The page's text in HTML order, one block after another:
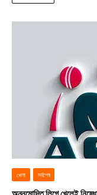
খেলা সর্বশেষ